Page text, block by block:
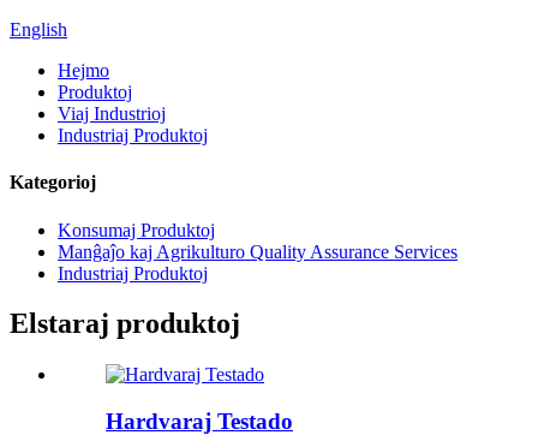
English
Hejmo
Produktoj
Viaj Industrioj
Industriaj Produktoj
Kategorioj
Konsumaj Produktoj
Manĝaĵo kaj Agrikulturo Quality Assurance Services
Industriaj Produktoj
Elstaraj produktoj
Hardvaraj Testado